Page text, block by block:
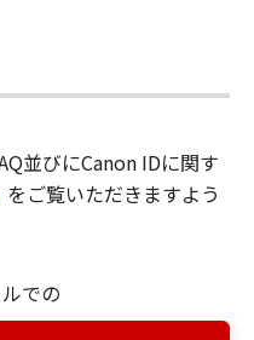
並びにCanon IDに関す
をご覧いただきますよう
での